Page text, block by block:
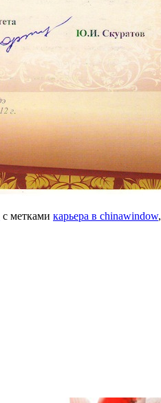
с метками карьера в chinawindow,